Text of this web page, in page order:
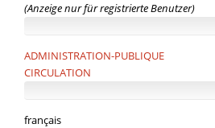
(Anzeige nur für registrierte Benutzer)
ADMINISTRATION-PUBLIQUE
CIRCULATION
français